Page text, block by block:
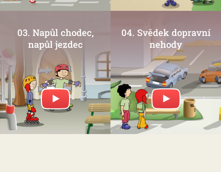
03. Napůl chodec,
napůl jezdec
04. Svědek dopravní
nehody